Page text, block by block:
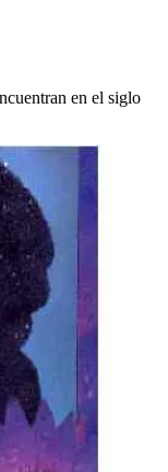
en el siglo